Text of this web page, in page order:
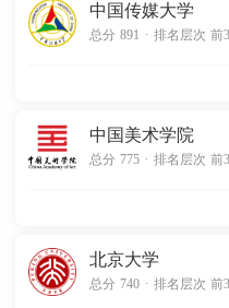
中国传媒大学
总分 891 . 排名层次 前
中国美术学院
总分 775 . 排名层次 前
北京大学
总分 740 . 排名层次 前